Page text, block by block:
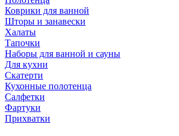
Коврики для ванной
Шторы и занавески
Халаты
Тапочки
Наборы для ванной и сауны
Для кухни
Скатерти
Кухонные полотенца
Салфетки
Фартуки
Прихватки